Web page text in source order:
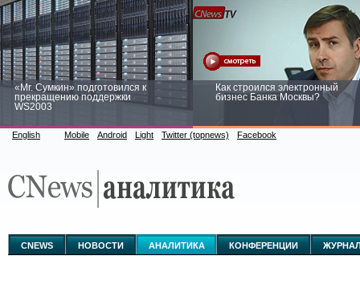
«Mr. Сумкин» подготовился к
прекращению поддержки
WS2003
Как строился электронный
бизнес Банка Москвы?
аналитике
English Mobile Android Light Twitter (topnews) Facebook
CNEWS НОВОСТИ АНАЛИТИКА КОНФЕРЕНЦИИ